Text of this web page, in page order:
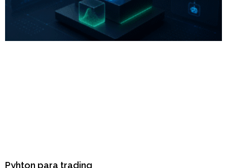
Pyhton para trading